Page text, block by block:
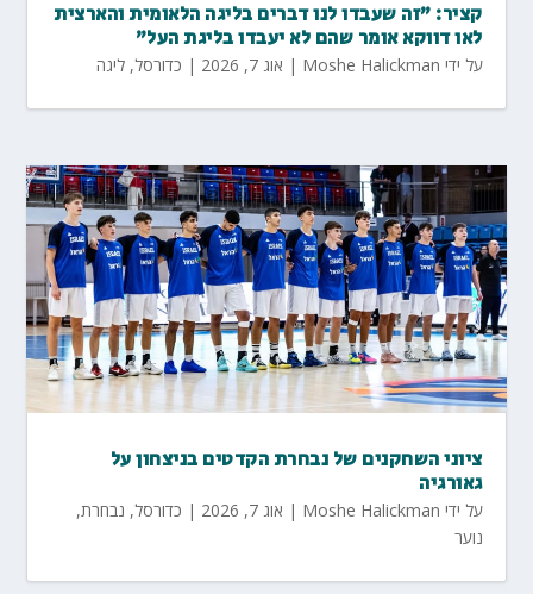
קציר: "זה שעבדו לנו דברים בליגה הלאומית והארצית
לאו דווקא אומר שהם לא יעבדו בליגת העל"
על ידי Moshe Halickman
| אוג 7, 2026 | כדורסל,ליגה
ציוני השחקנים של נבחרת הקדטים בניצחון על
גאורגיה
על ידי Moshe Halickman
| אוג 7, 2026 | כדורסל, נבחרת,
נוער